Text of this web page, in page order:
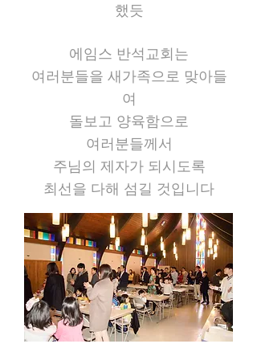
했듯
에임스 반석교회는
여러분들을 새가족으로 맞아들
여
돌보고 양육함으로
여러분들께서
주님의 제자가 ​되시도록
최선을 다해 섬길 것입니다